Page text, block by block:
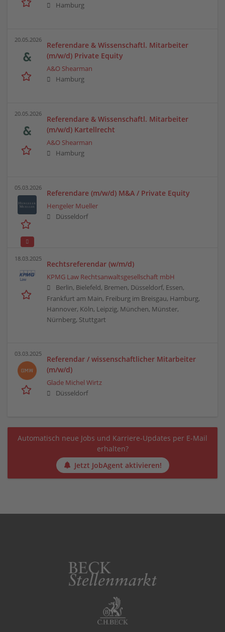
Hamburg
20.05.2026
Referendare & Wissenschaftl. Mitarbeiter
(m/w/d) Private Equity
A&O Shearman
Hamburg
20.05.2026
Referendare & Wissenschaftl. Mitarbeiter
(m/w/d) Kartellrecht
A&O Shearman
Hamburg
05.03.2026
Referendare (m/w/d) M&A / Private Equity
Hengeler Mueller
Düsseldorf
18.03.2025
Rechtsreferendar (w/m/d)
KPMG Law Rechtsanwaltsgesellschaft mbH
Berlin, Bielefeld, Bremen, Düsseldorf, Essen,
Frankfurt am Main, Freiburg im Breisgau, Hamburg,
Hannover, Köln, Leipzig, München, Münster,
Nürnberg, Stuttgart
03.03.2025
Referendar / wissenschaftlicher Mitarbeiter
(m/w/d)
Glade Michel Wirtz
Düsseldorf
Automatisch neue Jobs und Karriere-Updates per E-Mail
erhalten?
Jetzt JobAgent aktivieren!